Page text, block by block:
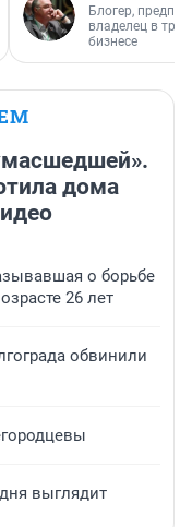
Блогер,
владелец в
бизнесе
дома
о борьбе
26 лет
обвинили
выглядит